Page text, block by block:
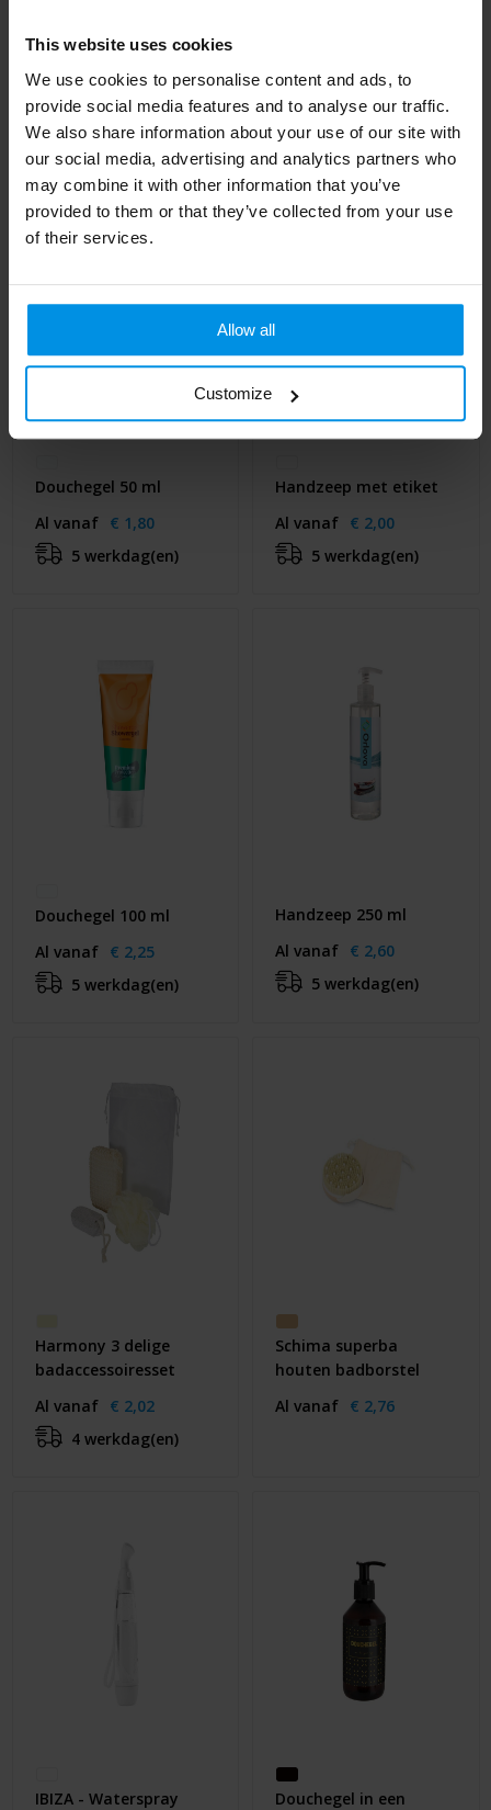
This website uses cookies
We use cookies to personalise content and ads, to
provide social media features and to analyse our traffic.
We also share information about your use of our site with
our social media, advertising and analytics partners who
may combine it with other information that you’ve
provided to them or that they’ve collected from your use
of their services.
Allow all
Customize
Douchewekker Zeskant
- 5min
Al vanaf € 1,52
€ 1,60
5 werkdag(en)
Douchegel 50 ml
Al vanaf € 1,80
5 werkdag(en)
Handzeep met etiket
Al vanaf € 2,00
5 werkdag(en)
Douchegel 100 ml
Al vanaf € 2,25
5 werkdag(en)
Handzeep 250 ml
Al vanaf € 2,60
5 werkdag(en)
Harmony 3 delige
badaccessoiresset
Al vanaf € 2,02
4 werkdag(en)
Schima superba
houten badborstel
Al vanaf € 2,76
IBIZA - Waterspray
Douchegel in een